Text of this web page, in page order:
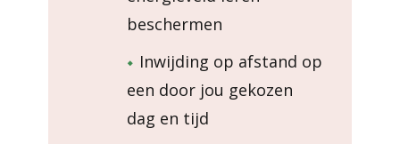
beschermen
Inwijding op afstand op
een door jou gekozen
dag en tijd